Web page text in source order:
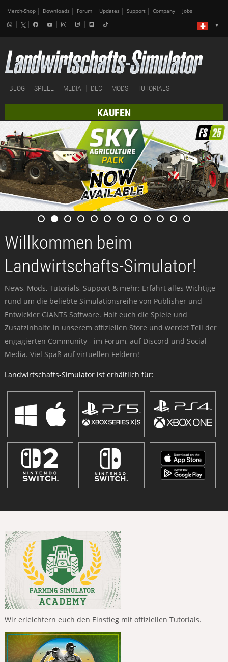
Merch-Shop Downloads Forum Updates Support Company Jobs
BLOG SPIELE MEDIA DLC MODS TUTORIALS
KAUFEN
Willkommen beim
Landwirtschafts-Simulator!
News, Mods, Tutorials, Support & mehr: Erfahrt alles Wichtige
rund um die beliebte Simulationsreihe von Publisher und
Entwickler GIANTS Software. Holt euch die Spiele und
Zusatzinhalte in unserem offiziellen Store und werdet Teil der
engagierten Community - im Forum, auf Discord und Social
Media. Viel Spaß auf virtuellen Feldern!
Landwirtschafts-Simulator ist erhältlich für:
Wir erleichtern euch den Einstieg mit offiziellen Tutorials.